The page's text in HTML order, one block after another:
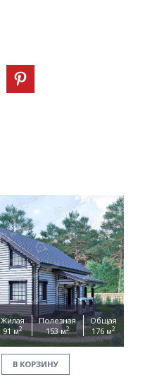
Жилая
91 м2
Полезная
153 м2
Общая
176 м2
В КОРЗИНУ